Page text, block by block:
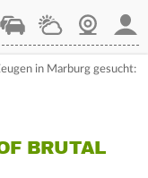
StaupilotWetterWebcam
in Marburg gesucht:
BRUTAL